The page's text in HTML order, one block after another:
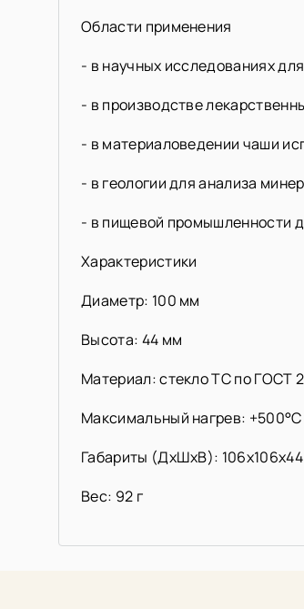
Области применения
- в научных исследованиях
- в производстве
- в материаловедении чаши
- в геологии для анализа
- в пищевой промышленности
Характеристики
Диаметр: 100 мм
Высота: 44 мм
Материал: стекло ТС по ГОСТ
Максимальный нагрев: +500°C
Габариты (ДхШхВ):
Вес: 92 г